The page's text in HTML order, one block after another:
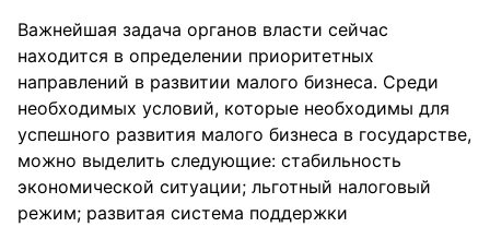
Важнейшая задача органов власти сейчас
находится в определении приоритетных
направлений в развитии малого бизнеса. Среди
необходимых условий, которые необходимы для
успешного развития малого бизнеса в государстве,
можно выделить следующие: стабильность
экономической ситуации; льготный налоговый
режим; развитая система поддержки